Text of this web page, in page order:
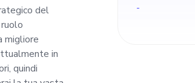
e i
analisi
del
migliore
in
quindi
-